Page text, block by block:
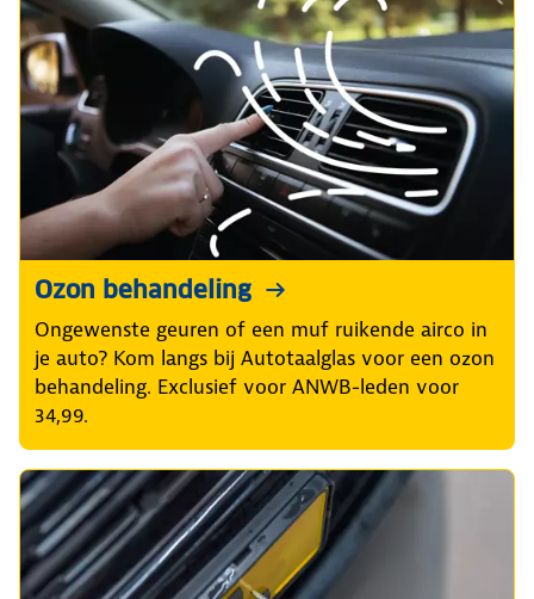
Ozon behandeling
Ongewenste geuren of een muf ruikende airco in
je auto? Kom langs bij Autotaalglas voor een ozon
behandeling. Exclusief voor ANWB-leden voor
34,99.